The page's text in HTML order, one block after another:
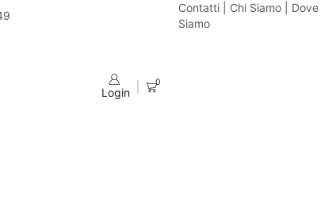
Contatti| Chi Siamo| Dove
Siamo
Login
0